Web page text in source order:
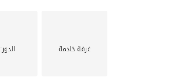
غرفة خادمة الدور: 3